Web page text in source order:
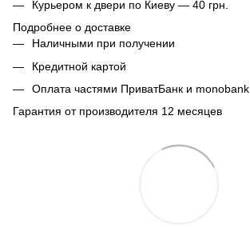
Курьером к двери по Киеву — 40 грн.
Подробнее о доставке
Наличными при получении
Кредитной картой
Оплата частями ПриватБанк и monobank
Гарантия от производителя 12 месяцев